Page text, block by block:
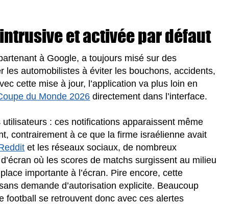
et activée par défaut
à Google, a toujours misé sur des
les automobilistes à éviter les bouchons, accidents,
cette mise à jour, l’application va plus loin en
du Monde 2026 directement dans l’interface.
: ces notifications apparaissent même
contrairement à ce que la firme israélienne avait
et les réseaux sociaux, de nombreux
où les scores de matchs surgissent au milieu
importante à l’écran. Pire encore, cette
demande d’autorisation explicite. Beaucoup
football se retrouvent donc avec ces alertes